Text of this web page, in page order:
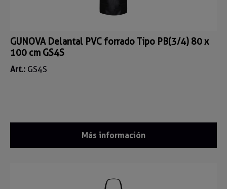
GUNOVA Delantal PVC forrado Tipo PB(3/4) 80 x
100 cm GS4S
Art.: GS4S
Más información